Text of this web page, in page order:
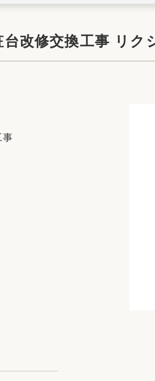
ュレーション
客さま満足度アンケート
改修交換工事 リク
事